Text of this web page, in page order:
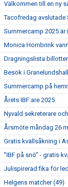
Välkommen till en ny
Tacofredag avslutade
Summercamp 2025 är
Monica Hornbrink
Dragningslista
Besök i
Summercamp på
Årets IBF:are 2025
Nyvald sekreterare
Årsmöte måndag 26
Gratis kvällsåkning i
"IBF på snö" - gratis
Julispirerad fika för
Helgens matcher (49)